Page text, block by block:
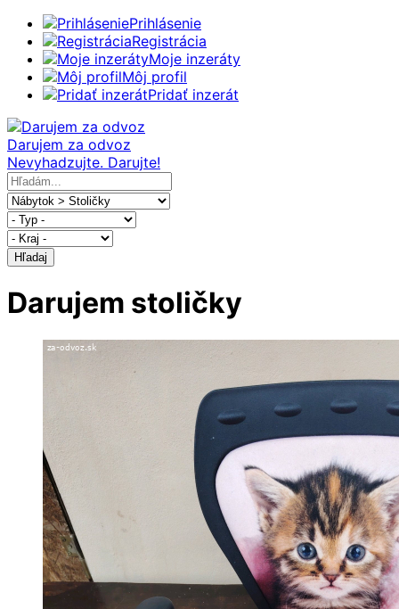
Prihlásenie
Registrácia
Moje inzeráty
Môj profil
Pridať inzerát
Darujem za odvoz
Nevyhadzujte. Darujte!
Hľadaj
Darujem stoličky